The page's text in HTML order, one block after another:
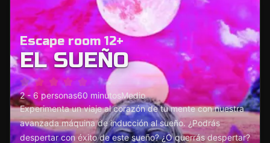
Escape room 12+
EL SUEÑO
2 - 6 personas60 minutosMedio
Experimenta un viaje al corazón de tu mente con nuestra
avanzada máquina de inducción al sueño. ¿Podrás
despertar con éxito de este sueño? ¿O querrás despertar?